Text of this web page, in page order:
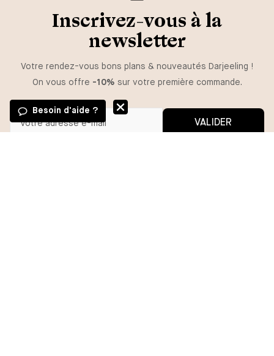
Inscrivez-vous à la
newsletter
Votre rendez-vous bons plans & nouveautés Darjeeling !
On vous offre -10% sur votre première commande.
VALIDER
Besoin d'aide ?